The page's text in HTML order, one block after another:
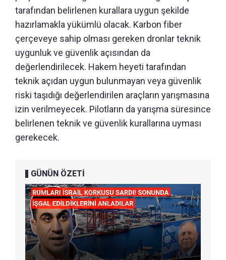
tarafından belirlenen kurallara uygun şekilde
hazırlamakla yükümlü olacak. Karbon fiber
çerçeveye sahip olması gereken dronlar teknik
uygunluk ve güvenlik açısından da
değerlendirilecek. Hakem heyeti tarafından
teknik açıdan uygun bulunmayan veya güvenlik
riski taşıdığı değerlendirilen araçların yarışmasına
izin verilmeyecek. Pilotların da yarışma süresince
belirlenen teknik ve güvenlik kurallarına uyması
gerekecek.
GÜNÜN ÖZETİ